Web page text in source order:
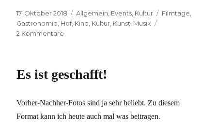
Veröffentlicht
am
17. Oktober 2018 Kategorien
Allgemein Events Kultur Schlagwörter
Filmtage
Gastronomie Hof, Kino Kultur Kunst Musik
2 Kommentare
Erste!
Es ist geschafft!
Vorher-Nachher-Fotos sind ja sehr beliebt. Zu diesem
Format kann ich heute auch mal was beitragen.